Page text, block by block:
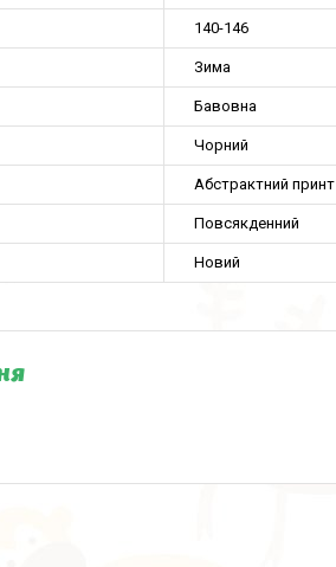
140-146
Зима
Бавовна
Чорний
Абстрактний принт
Повсякденний
Новий